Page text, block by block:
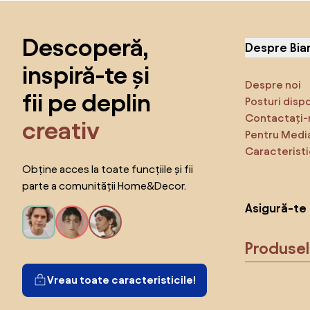
Descoperă,
inspiră-te și
fii pe deplin
creativ
Obține acces la toate funcțiile și fii
parte a comunității Home&Decor.
Vreau toate caracteristicile!
Despre
Despre noi
Posturi
Contactați-
Pentru
Asigură-te
Produse